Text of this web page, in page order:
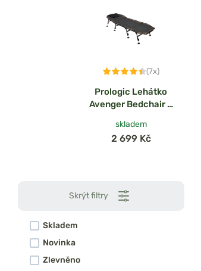
(7x)
Prologic Lehátko
Avenger Bedchair 8
skladem
2 699 Kč
Skrýt filtry
Skladem
Novinka
Zlevněno